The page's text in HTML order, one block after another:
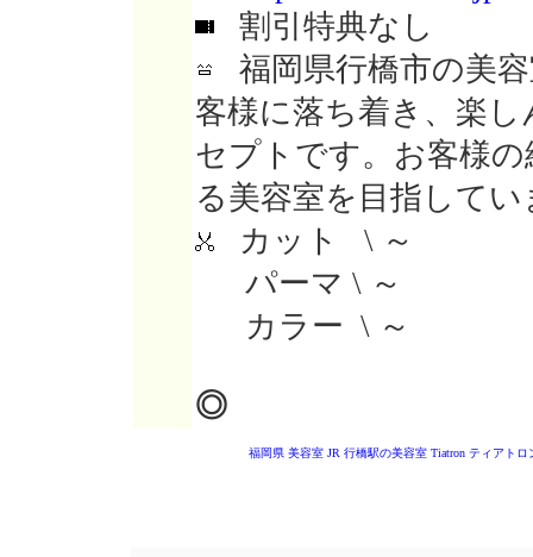
割引特典なし
福岡県行橋市の美
客様に落ち着き、楽
セプトです。お客様
る美容室を目指してい
カット \ ～
パーマ \ ～
カラー \ ～
◎
福岡県 美容室 JR 行橋駅の美容室 Tiatron ティアトロ